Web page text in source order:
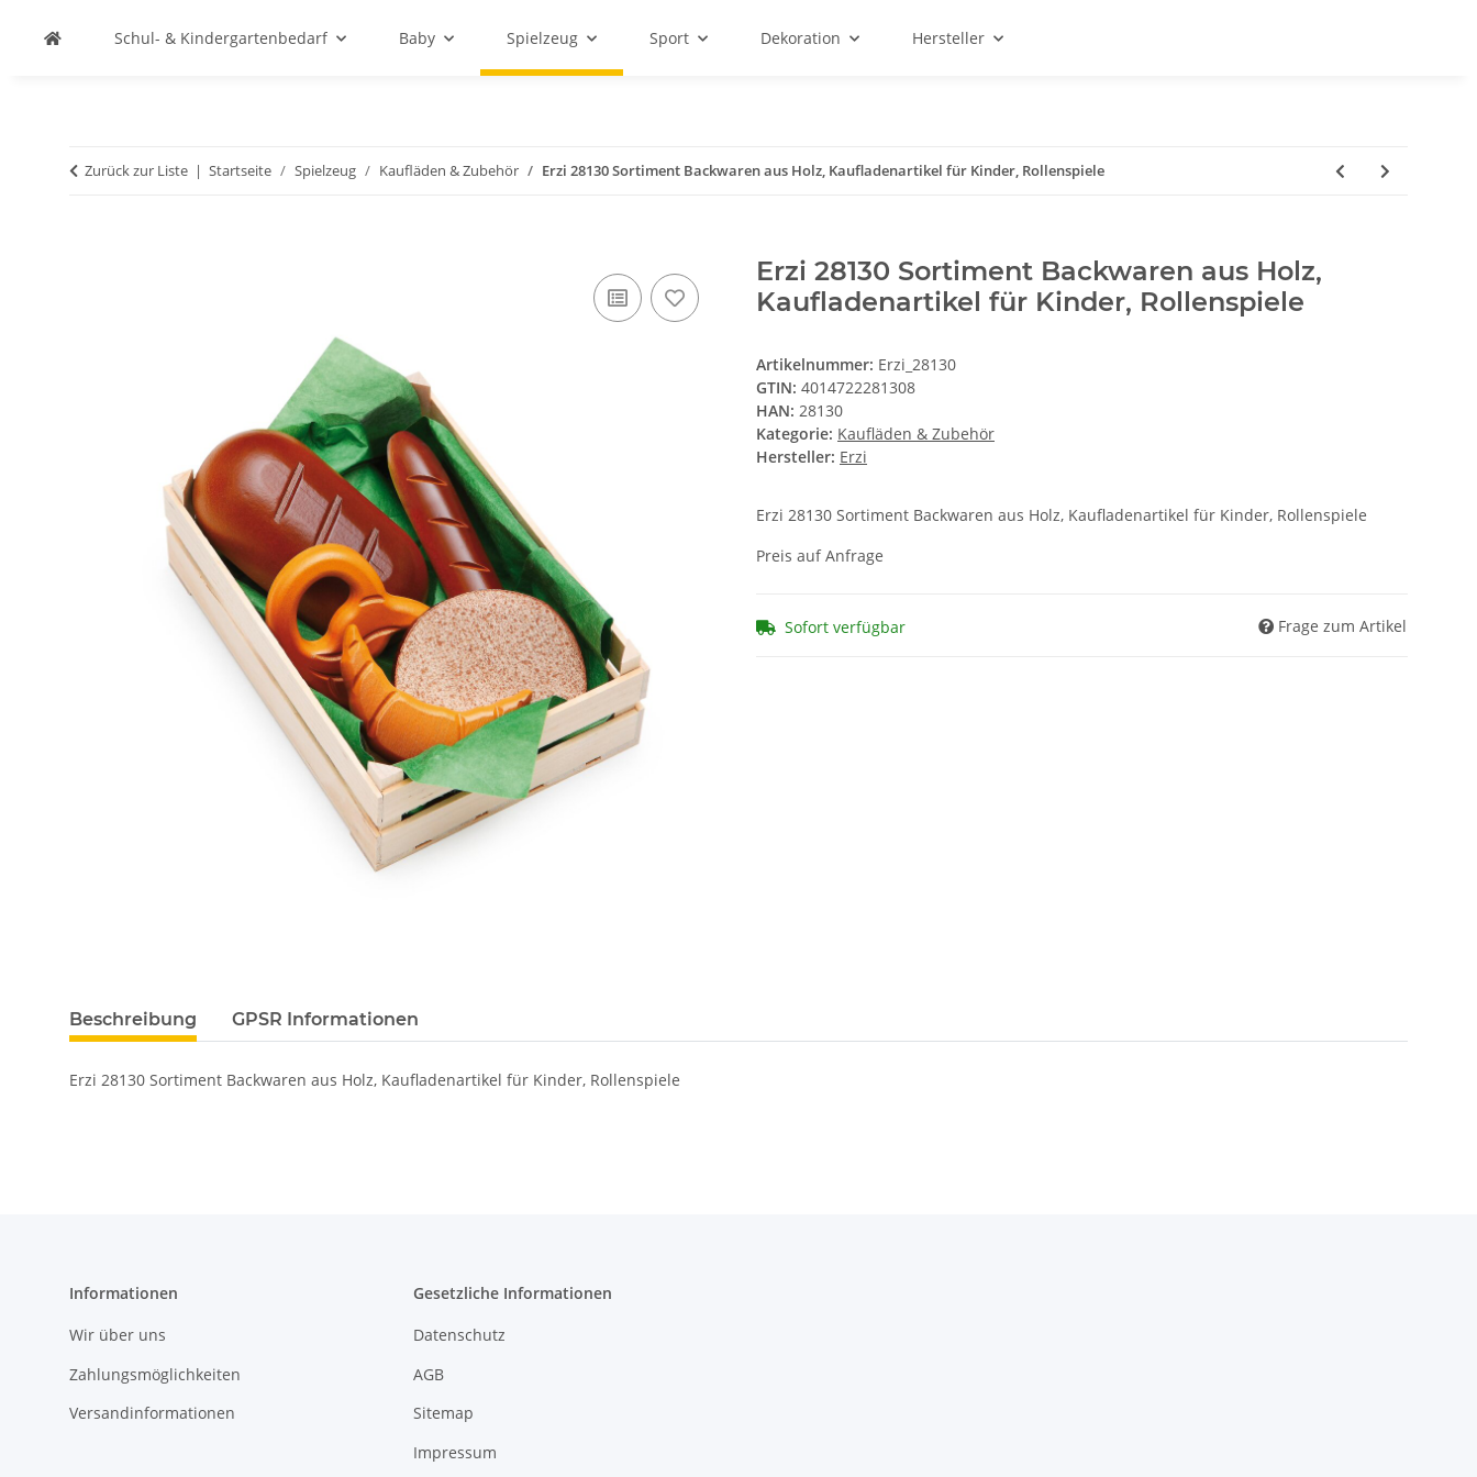
Schul- & Kindergartenbedarf Baby Spielzeug Sport Dekoration Hersteller
Zurück zur Liste Startseite Spielzeug Kaufläden & Zubehör Erzi 28130 Sortiment Backwaren aus Holz, Kaufladenartikel für Kinder, Rollenspiele
Erzi 28130 Sortiment Backwaren aus Holz,
Kaufladenartikel für Kinder, Rollenspiele
Artikelnummer: Erzi_28130
GTIN: 4014722281308
HAN: 28130
Kategorie: Kaufläden & Zubehör
Hersteller: Erzi
Erzi 28130 Sortiment Backwaren aus Holz, Kaufladenartikel für Kinder, Rollenspiele
Preis auf Anfrage
Sofort verfügbar Frage zum Artikel
Beschreibung GPSR Informationen
Erzi 28130 Sortiment Backwaren aus Holz, Kaufladenartikel für Kinder, Rollenspiele
Informationen
Wir über uns
Zahlungsmöglichkeiten
Versandinformationen
Gesetzliche Informationen
Datenschutz
AGB
Sitemap
Impressum